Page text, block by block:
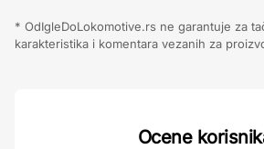
* OdIgleDoLokomotive.rs ne garantuje za
karakteristika i komentara vezanih za
Ocene